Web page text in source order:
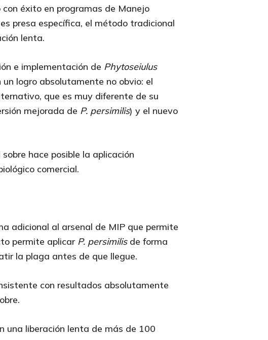
éxito en programas de Manejo
presa específica, el método tradicional
lenta.
e implementación de Phytoseiulus
logro absolutamente no obvio: el
que es muy diferente de su
mejorada de P. persimilis) y el nuevo
hace posible la aplicación
comercial.
adicional al arsenal de MIP que permite
permite aplicar P. persimilisde forma
la plaga antes de que llegue.
con resultados absolutamente
una liberación lenta de más de 100